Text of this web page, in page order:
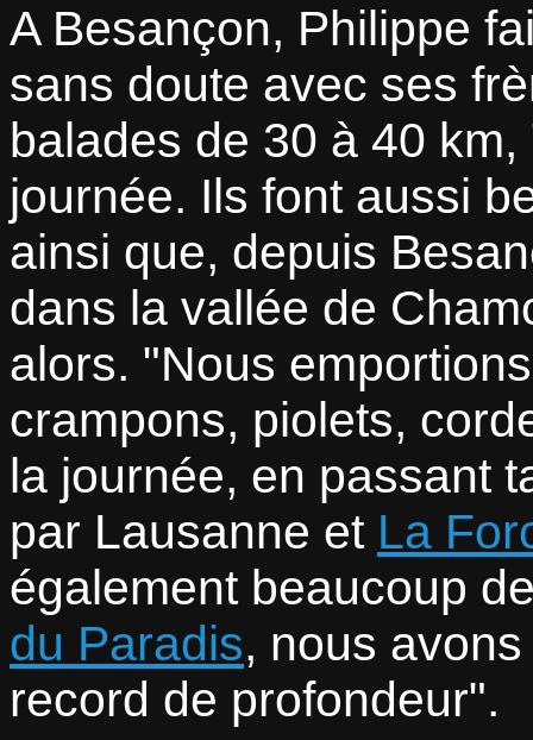
A Besançon, Philippe
sans doute avec ses
balades de 30 à 40 km,
journée. Ils font aussi
ainsi que, depuis
dans la vallée de
alors.
Nous
crampons, piolets,
la journée, en passant
par Lausanne et La
également beaucoup
du Paradis, nous
record de profondeur .